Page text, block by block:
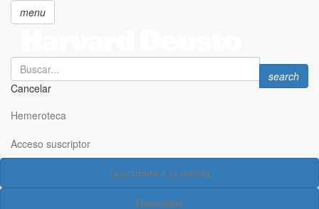
principal
menu
Search
Cancelar
Search
search
Hemeroteca
Acceso suscriptor
Suscríbete a la revista
Newsletter
Acceso suscriptor